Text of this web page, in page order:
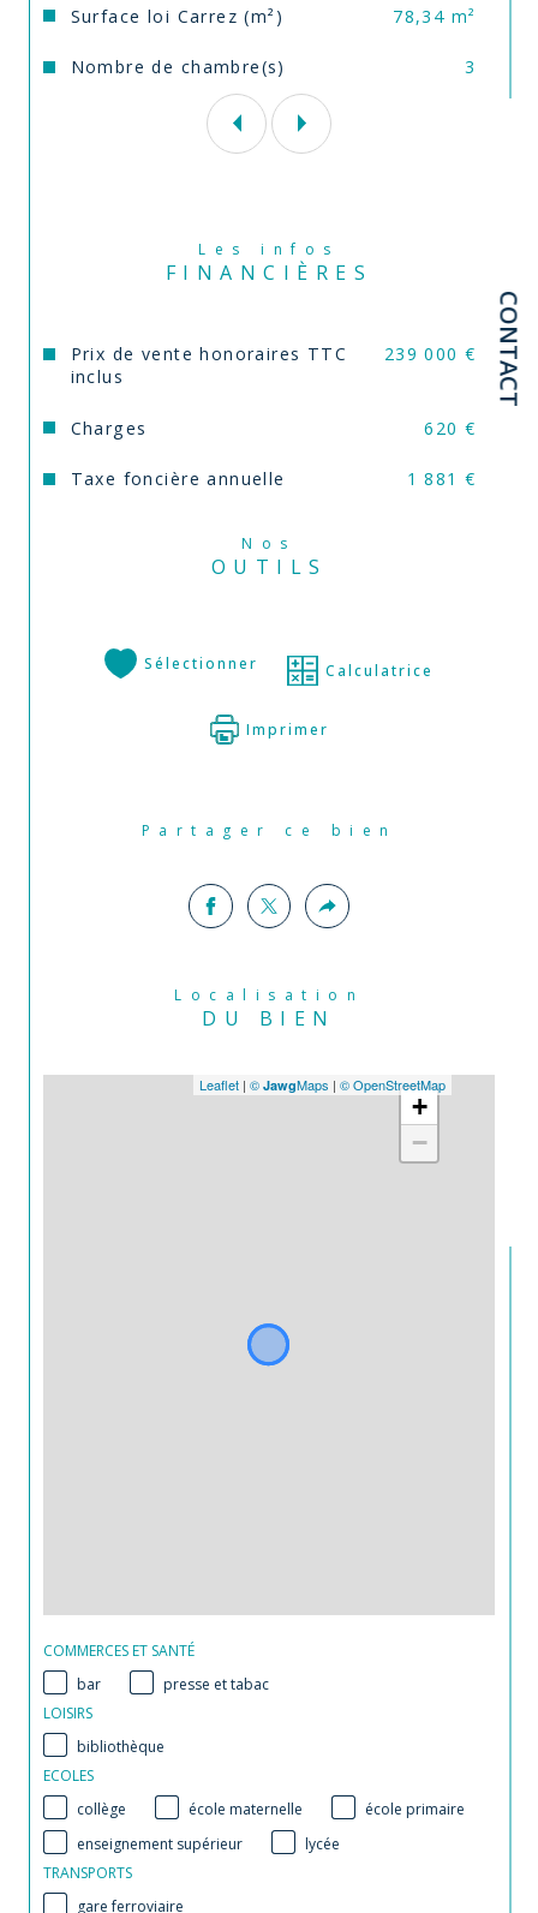
CONTACT
Surface loi Carrez (m²) 78,34 m²
Nombre de chambre(s) 3
Les infos
FINANCIÈRES
Prix de vente honoraires TTC
inclus
239 000 €
Charges 620 €
Taxe foncière annuelle 1 881 €
Nos
OUTILS
Sélectionner Calculatrice
Imprimer
Partager ce bien
Localisation
DU BIEN
+
−
Leaflet | © JawgMaps | © OpenStreetMap
COMMERCES ET SANTÉ
bar
presse et tabac
LOISIRS
bibliothèque
ECOLES
collège
école maternelle
école primaire
enseignement supérieur
lycée
TRANSPORTS
gare ferroviaire